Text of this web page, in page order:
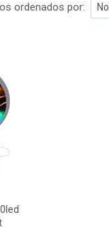
ordenados por: